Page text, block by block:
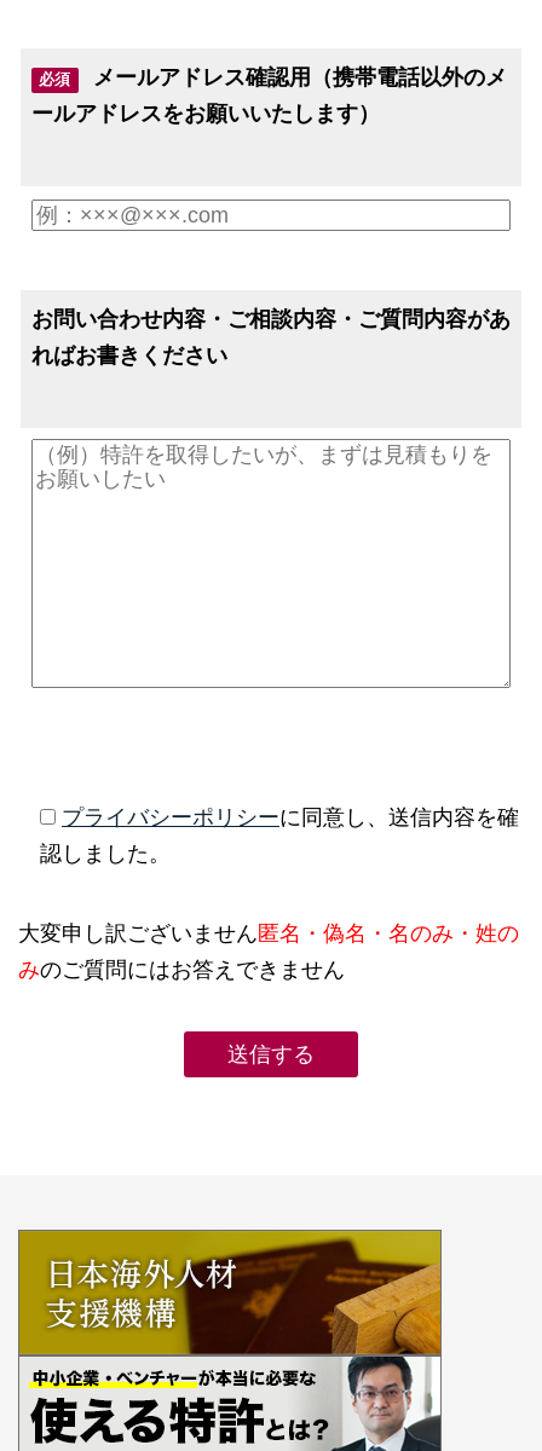
必須
メールアドレス確認用（携帯電話以外のメ
ールアドレスをお願いいたします）
お問い合わせ内容・ご相談内容・ご質問内容があ
ればお書きください
プライバシーポリシーに同意し、送信内容を確
認しました。
大変申し訳ございません匿名・偽名・名のみ・姓の
みのご質問にはお答えできません